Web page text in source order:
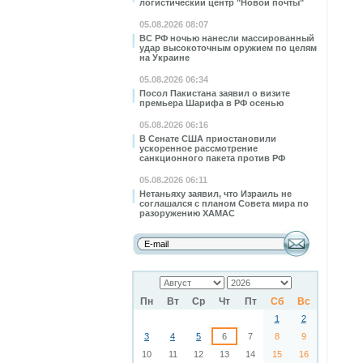
логистический центр "Новой почты"
05.08.2026 08:07
ВС РФ ночью нанесли массированный
удар высокоточным оружием по целям
на Украине
05.08.2026 06:34
Посол Пакистана заявил о визите
премьера Шарифа в РФ осенью
05.08.2026 06:16
В Сенате США приостановили
ускоренное рассмотрение
санкционного пакета против РФ
05.08.2026 06:11
Нетаньяху заявил, что Израиль не
соглашался с планом Совета мира по
разоружению ХАМАС
Пн Вт Ср Чт Пт Сб Вс
1
2
3
4 5 6 7 8
9
10
11 12 13 14 15
16